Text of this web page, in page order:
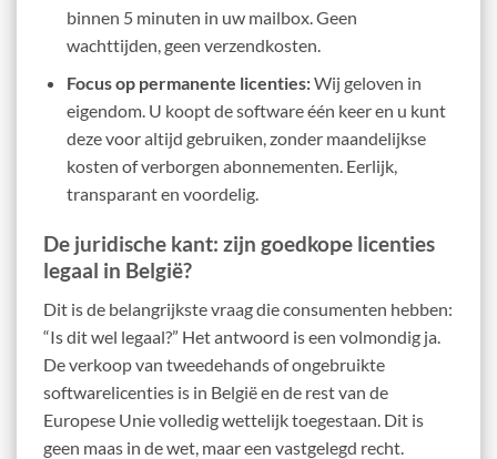
binnen 5 minuten in uw mailbox. Geen
wachttijden, geen verzendkosten.
Focus op permanente licenties:Wij geloven in
eigendom. U koopt de software één keer en u kunt
deze voor altijd gebruiken, zonder maandelijkse
kosten of verborgen abonnementen. Eerlijk,
transparant en voordelig.
De juridische kant: zijn goedkope licenties
legaal in België?
Dit is de belangrijkste vraag die consumenten hebben:
“Is dit wel legaal?” Het antwoord is een volmondig ja.
De verkoop van tweedehands of ongebruikte
softwarelicenties is in België en de rest van de
Europese Unie volledig wettelijk toegestaan. Dit is
geen maas in de wet, maar een vastgelegd recht.